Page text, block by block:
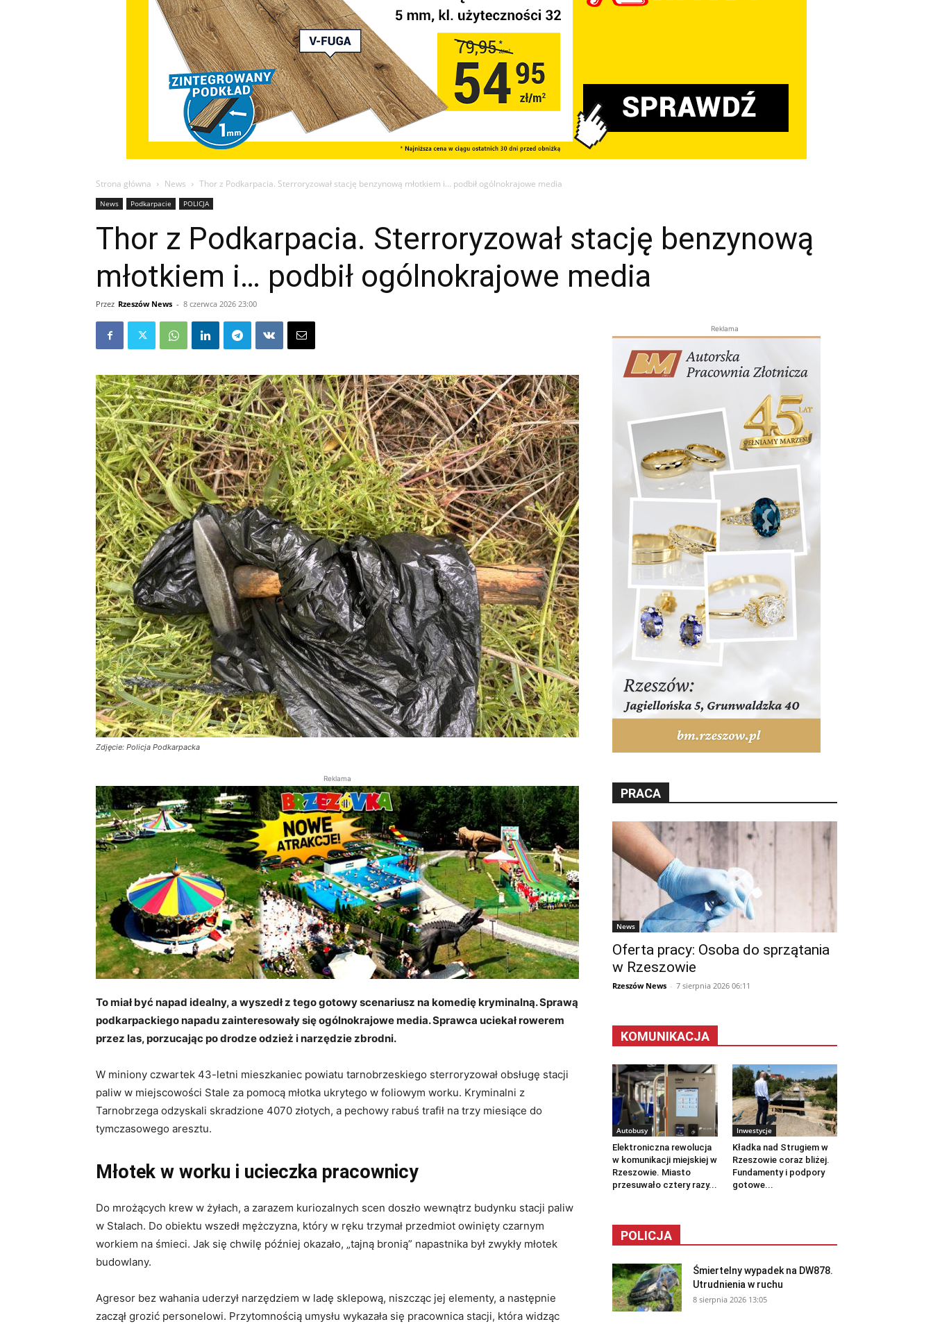
Strona główna News Thor z Podkarpacia. Sterroryzował stację benzynową młotkiem i… podbił ogólnokrajowe media
News Podkarpacie POLICJA
Thor z Podkarpacia. Sterroryzował stację benzynową
młotkiem i… podbił ogólnokrajowe media
Przez Rzeszów News - 8 czerwca 2026 23:00
Zdjęcie: Policja Podkarpacka
Reklama
To miał być napad idealny, a wyszedł z tego gotowy scenariusz na komedię kryminalną. Sprawą
podkarpackiego napadu zainteresowały się ogólnokrajowe media. Sprawca uciekał rowerem
przez las, porzucając po drodze odzież i narzędzie zbrodni.
W miniony czwartek 43-letni mieszkaniec powiatu tarnobrzeskiego sterroryzował obsługę stacji
paliw w miejscowości Stale za pomocą młotka ukrytego w foliowym worku. Kryminalni z
Tarnobrzega odzyskali skradzione 4070 złotych, a pechowy rabuś trafił na trzy miesiące do
tymczasowego aresztu.
Młotek w worku i ucieczka pracownicy
Do mrożących krew w żyłach, a zarazem kuriozalnych scen doszło wewnątrz budynku stacji paliw
w Stalach. Do obiektu wszedł mężczyzna, który w ręku trzymał przedmiot owinięty czarnym
workiem na śmieci. Jak się chwilę później okazało, „tajną bronią” napastnika był zwykły młotek
budowlany.
Agresor bez wahania uderzył narzędziem w ladę sklepową, niszcząc jej elementy, a następnie
zaczął grozić personelowi. Przytomnością umysłu wykazała się pracownica stacji, która widząc
Reklama
PRACA
News
Oferta pracy: Osoba do sprzątania
w Rzeszowie
Rzeszów News - 7 sierpnia 2026 06:11
KOMUNIKACJA
Autobusy
Elektroniczna rewolucja
w komunikacji miejskiej w
Rzeszowie. Miasto
przesuwało cztery razy...
Inwestycje
Kładka nad Strugiem w
Rzeszowie coraz bliżej.
Fundamenty i podpory
gotowe...
POLICJA
Śmiertelny wypadek na DW878.
Utrudnienia w ruchu
8 sierpnia 2026 13:05